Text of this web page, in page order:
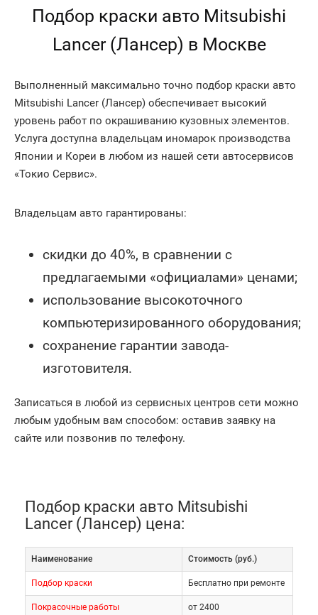
Подбор краски авто Mitsubishi
Lancer (Лансер) в Москве
Выполненный максимально точно подбор краски авто
Mitsubishi Lancer (Лансер) обеспечивает высокий
уровень работ по окрашиванию кузовных элементов.
Услуга доступна владельцам иномарок производства
Японии и Кореи в любом из нашей сети автосервисов
«Токио Сервис».
Владельцам авто гарантированы:
скидки до 40%, в сравнении с
предлагаемыми «официалами» ценами;
использование высокоточного
компьютеризированного оборудования;
сохранение гарантии завода-
изготовителя.
Записаться в любой из сервисных центров сети можно
любым удобным вам способом: оставив заявку на
сайте или позвонив по телефону.
Подбор краски авто Mitsubishi
Lancer (Лансер) цена:
Наименование Cтоимость (руб.)
Подбор краски Бесплатно при ремонте
Покрасочные работы от 2400